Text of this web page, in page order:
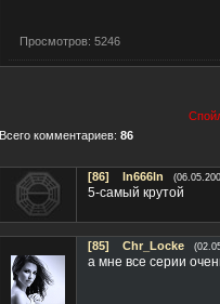
Просмотров: 5246
Всего комментариев: 86
[86] ln666ln
5-самый крутой
[85] Chr_Locke
а мне все серии